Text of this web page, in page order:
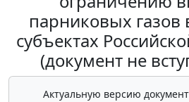
парниковых газов
субъектах
(документ не
Актуальную версию